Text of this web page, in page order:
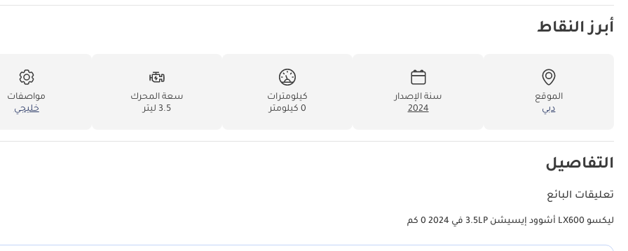
أبرز النقاط
الموقع
دبي
سنة الإصدار
2024
كيلومترات
0 كيلومتر
سعة المحرك
3.5 ليتر
مواصفات
خليجي
التفاصيل
تعليقات البائع
ليكسو LX600 أشوود إيسيشن 3.5LP في 2024 0 كم